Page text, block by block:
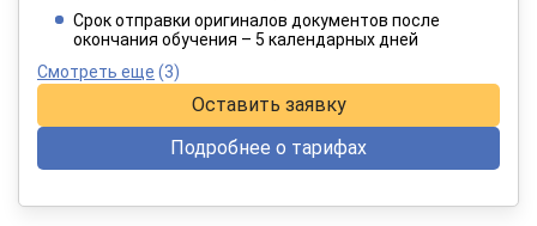
При оплате в рассрочку на 12 месяцев
Срок отправки оригиналов документов после
окончания обучения – 5 календарных дней
Смотреть еще (3)
Оставить заявку
Подробнее о тарифах